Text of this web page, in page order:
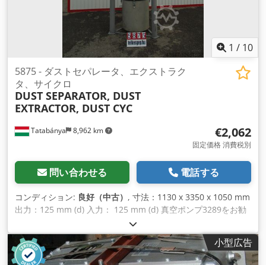
1 / 10
Tatabánya 8,962 km
5875 - ダストセパレータ、エクストラク
タ、サイクロ
DUST SEPARATOR, DUST
EXTRACTOR, DUST CYC
€2,062
固定価格 消費税別
問い合わせる 電話する
コンディション: 良好（中古） , 寸法：1130 x 3350 x 1050 mm
出力：125 mm (d) 入力： 125 mm (d) 真空ポンプ3289をお勧
めします。 フィルター付きで洗浄可能です。 Dedpsnt Uc
Refx Adyeck
小型広告